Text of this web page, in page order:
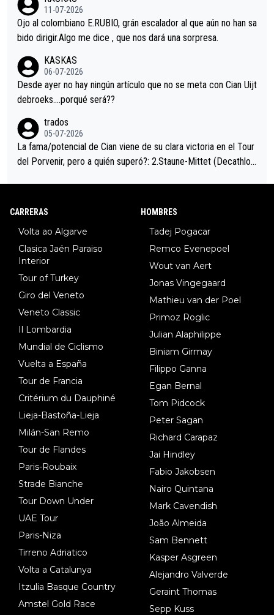
i sin pedalear, luego está el saludo con Evenepoel dándose la
mano de una manera muy fraternal, más allá de los típicos toqu
es en el hombro con que saludaba a Vingegard. Ahí hubo una in
eta, a ver si por querer poner a Del Toro con calzador en posi
ción de podio UAE y Pojacar se van complicar el tour.
11-07-2026
Ojo al colombiano E.RUBIO, grán escalador al que aún no han sa
bido dirigir.Algo me dice , que nos dará una sorpresa.
KASKAS
06-07-2026
Desde ayer no hay ningún artículo que no se meta con Cian Uijt
debroeks….porqué será??
trados
05-07-2026
La fama/potencial de Cian viene de su clara victoria en el Tour
del Porvenir, pero a quién superó?: 2.Staune-Mittet (Decathlon,
CARRERAS
Volta ao Algarve
Clasica Jaén Paraiso
Interior
Tour of Turkey
Giro del Veneto
Veneto Classic
Il Lombardia
Mundial de Ciclismo
Vuelta a España
Tour de Francia
Critérium du Dauphiné
Lieja-Bastoña-Lieja
Milán-San Remo
Tour de Flandes
Paris-Roubaix
Strade Bianche
Tour Down Under
UAE Tour
Paris-Niza
Tirreno Adriatico
Volta a Catalunya
Itzulia Basque Country
Amstel Gold Race
HOMBRES
Tadej Pogacar
Remco Evenepoel
Wout van Aert
Jonas Vingegaard
Mathieu van der Poel
Primoz Roglic
Julian Alaphilippe
Biniam Girmay
Filippo Ganna
Egan Bernal
Tom Pidcock
Peter Sagan
Richard Carapaz
Jai Hindley
Fabio Jakobsen
Nairo Quintana
Mark Cavendish
João Almeida
Sam Bennett
Kasper Asgreen
Alejandro Valverde
Geraint Thomas
Sepp Kuss